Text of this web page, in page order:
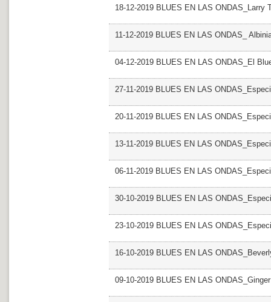
18-12-2019 BLUES EN LAS ONDAS_Larry
11-12-2019 BLUES EN LAS ONDAS_
04-12-2019 BLUES EN LAS ONDAS_El
27-11-2019 BLUES EN LAS
20-11-2019 BLUES EN LAS
13-11-2019 BLUES EN LAS
06-11-2019 BLUES EN LAS
30-10-2019 BLUES EN LAS
23-10-2019 BLUES EN LAS
16-10-2019 BLUES EN LAS
09-10-2019 BLUES EN LAS